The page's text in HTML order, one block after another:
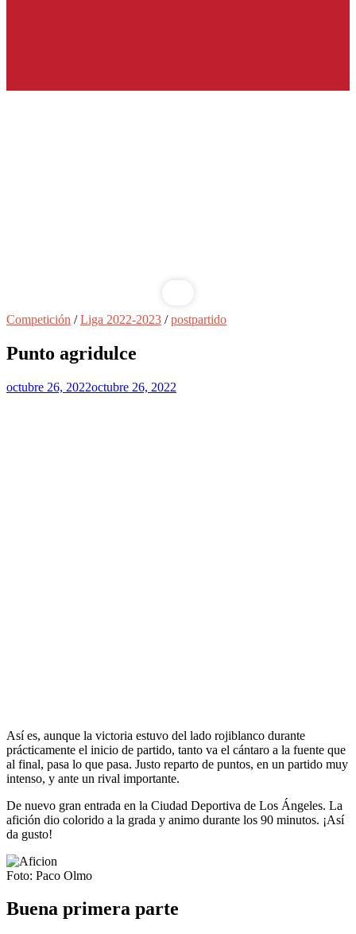
Saltar
contenido
Competición /Liga 2022-2023 /postpartido
Punto agridulce
octubre 26, 2022octubre 26, 2022
Así es, aunque la victoria estuvo del lado rojiblanco durante
prácticamente el inicio de partido, tanto va el cántaro a la fuente que
al final, pasa lo que pasa. Justo reparto de puntos, en un partido muy
intenso, y ante un rival importante.
De nuevo gran entrada en la Ciudad Deportiva de Los Ángeles. La
afición dio colorido a la grada y animo durante los 90 minutos. ¡Así
da gusto!
Foto: Paco Olmo
Buena primera parte